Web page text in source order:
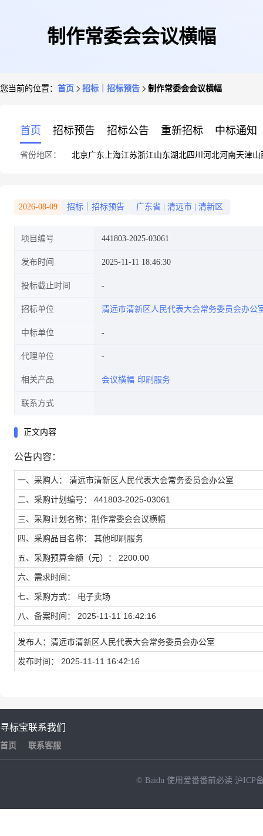
制作常委会会议横幅
您当前的位置： 首页 招标｜招标预告 制作常委会会议横幅
首页 招标预告 招标公告 重新招标 中标通知
省份地区： 北京广东 上海江苏浙江山东湖北四川 河北河南天津山
2026-08-09 招标｜招标预告 广东省 清远市 清新区
项目编号 441803-2025-03061
发布时间 2025-11-11 18:46:30
投标截止时间
招标单位 清远市清新区人民代表大会常务委员会办公
中标单位
代理单位
相关产品 会议横幅 印刷服务
联系方式
正文内容
公告内容：
一、采购人： 清远市清新区人民代表大会常务委员会办公室
二、采购计划编号： 441803-2025-03061
三、采购计划名称：制作常委会会议横幅
四、采购品目名称： 其他印刷服务
五、采购预算金额（元）： 2200.00
六、需求时间：
七、采购方式： 电子卖场
八、备案时间： 2025-11-11 16:42:16
发布人：清远市清新区人民代表大会常务委员会办公室
发布时间： 2025-11-11 16:42:16
寻标宝
首页
联系我们
联系客服
© Baidu 使用爱番番前必读 沪ICP